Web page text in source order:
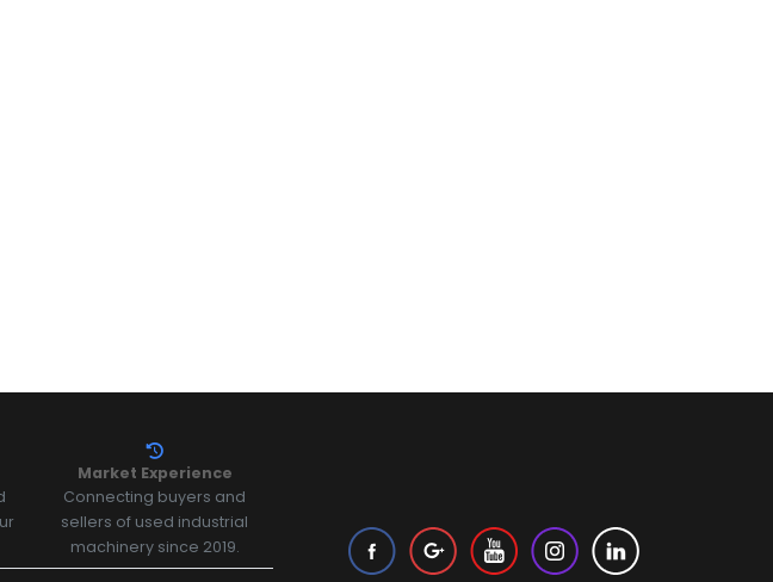
Market Experience
Connecting buyers and
sellers of used industrial
machinery since 2019.